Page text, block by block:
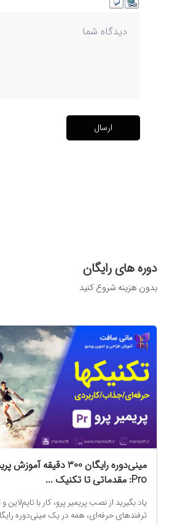
ارسال
دوره های رایگان
بدون هزینه شروع کنید
Pro: مقدماتی تا تکنیک‌ ...
یاد بگیرید از نصب پریمیر پرو، کار با تایم‌لاین
ترفندهای حرفه‌ای، همه در یک مینی‌دوره